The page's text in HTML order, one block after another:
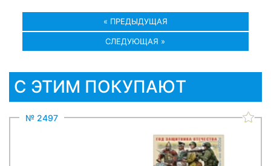
« ПРЕДЫДУЩАЯ
СЛЕДУЮЩАЯ »
С ЭТИМ ПОКУПАЮТ
№ 2497